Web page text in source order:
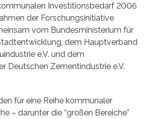
Investitionsbedarf 2006
der Forschungsinitiative
vom Bundesministerium für
dem Hauptverband
e.V. und dem
Deutschen Zementindustrie e.V.
für eine Reihe kommunaler
– darunter die “großen Bereiche”